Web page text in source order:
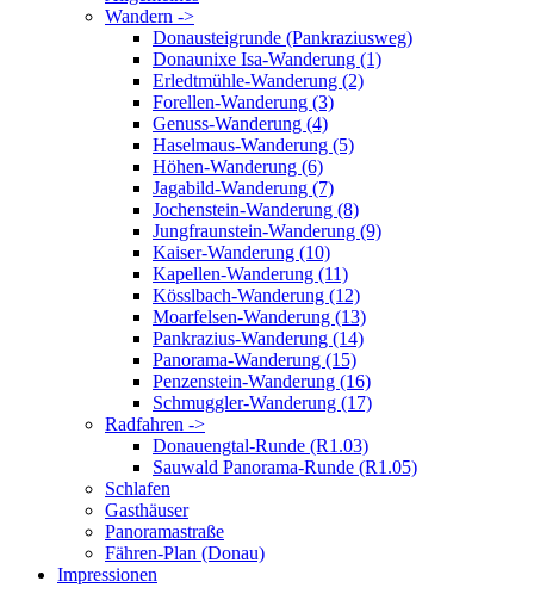
Wandern ->
Donausteigrunde (Pankraziusweg)
Donaunixe Isa-Wanderung (1)
Erledtmühle-Wanderung (2)
Forellen-Wanderung (3)
Genuss-Wanderung (4)
Haselmaus-Wanderung (5)
Höhen-Wanderung (6)
Jagabild-Wanderung (7)
Jochenstein-Wanderung (8)
Jungfraunstein-Wanderung (9)
Kaiser-Wanderung (10)
Kapellen-Wanderung (11)
Kösslbach-Wanderung (12)
Moarfelsen-Wanderung (13)
Pankrazius-Wanderung (14)
Panorama-Wanderung (15)
Penzenstein-Wanderung (16)
Schmuggler-Wanderung (17)
Radfahren ->
Donauengtal-Runde (R1.03)
Sauwald Panorama-Runde (R1.05)
Schlafen
Gasthäuser
Panoramastraße
Fähren-Plan (Donau)
Impressionen